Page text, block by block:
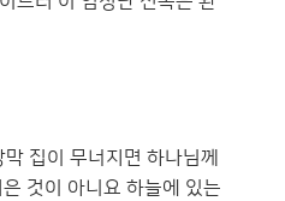
집이 무너지면 하나님께
것이 아니요 하늘에 있는